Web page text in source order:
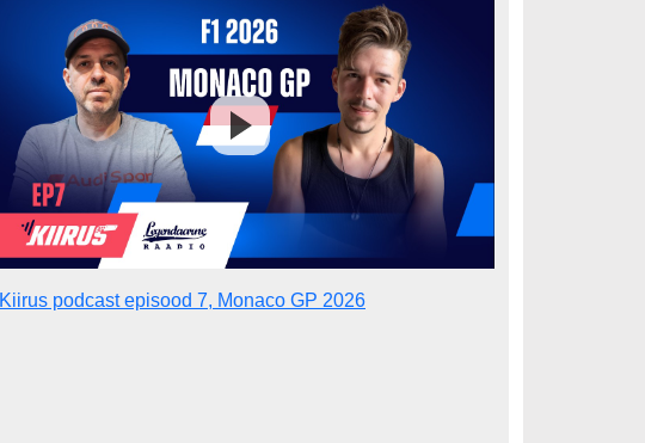
Kiirus podcast episood 7, Monaco GP 2026